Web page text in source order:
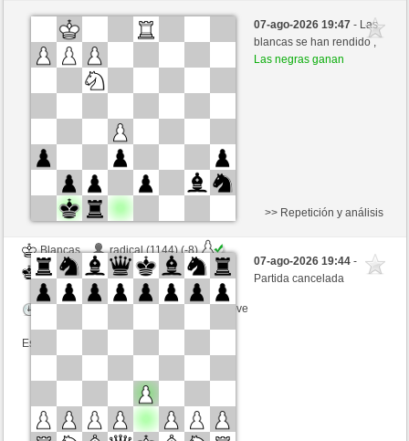
Blancas
hazlenut (1168) (-8)
Negras
Frco66 (1357) (+8)
Tiempo: 5 minutes/side + 17 seconds/move
07-ago-2026 19:47- Las
blancas se han rendido ,
Las negras ganan
Blancas
radical (1144) (-8)
Negras
Frco66 (1349) (+8)
Tiempo: 8 minutes/side + 8 seconds/move
Esta partida es por puntos
>> Repetición y análisis
07-ago-2026 19:44-
Partida cancelada